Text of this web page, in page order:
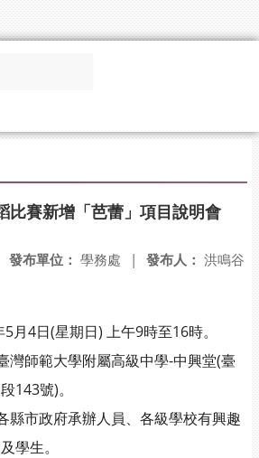
比賽新增「芭蕾」項目說明會
發布人： 洪鳴谷
發布單位： 學務處 |
4日(星期日) 上午9時至16時。
師範大學附屬高級中學-中興堂(臺
143號)。
市政府承辦人員、各級學校有興趣
學生。